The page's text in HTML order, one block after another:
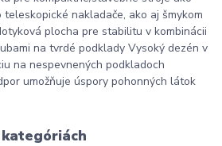
nakladače, ako aj šmykom
plocha pre stabilitu v kombinácii
na tvrdé podklady Vysoký dezén v
na nespevnených podkladoch
umožňuje úspory pohonných látok